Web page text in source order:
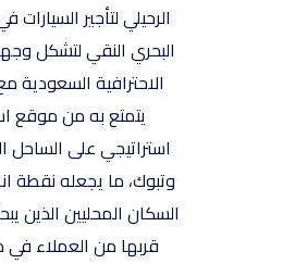
الرحيلي لتأجير
البحري النقي لتشكل
الاحترافية السعودية
يتمتع به من موقع
استراتيجي على
وتبوك، ما يجعله نقطة
السكان المحليين الذين
قربها من العملاء في